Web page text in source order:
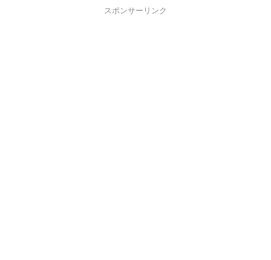
スポンサーリンク